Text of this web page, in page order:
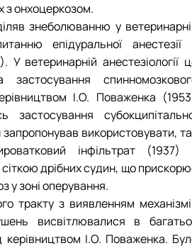
з онхоцеркозом.
знеболюванню у
епідуральної анестезії
У ветеринарній анестезіології
І.О. Поваженка
застосування
запропонував використовувати,
інфільтрат (1937)
сіткою дрібних судин, що
у зоні оперування.
тракту з виявленням
висвітлювалися в
керівництвом І.О. Поваженка.